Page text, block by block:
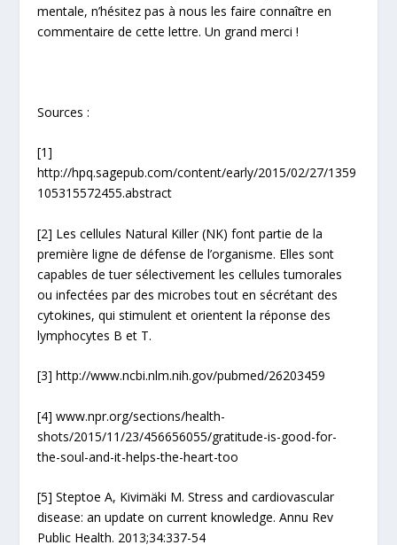
mentale, n’hésitez pas à nous les faire connaître en
commentaire de cette lettre. Un grand merci !
Sources :
[1]
http://hpq.sagepub.com/content/early/2015/02/27/1359
105315572455.abstract
[2] Les cellules Natural Killer (NK) font partie de la
première ligne de défense de l’organisme. Elles sont
capables de tuer sélectivement les cellules tumorales
ou infectées par des microbes tout en sécrétant des
cytokines, qui stimulent et orientent la réponse des
lymphocytes B et T.
[3] http://www.ncbi.nlm.nih.gov/pubmed/26203459
[4] www.npr.org/sections/health-
shots/2015/11/23/456656055/gratitude-is-good-for-
the-soul-and-it-helps-the-heart-too
[5] Steptoe A, Kivimäki M. Stress and cardiovascular
disease: an update on current knowledge. Annu Rev
Public Health. 2013;34:337-54